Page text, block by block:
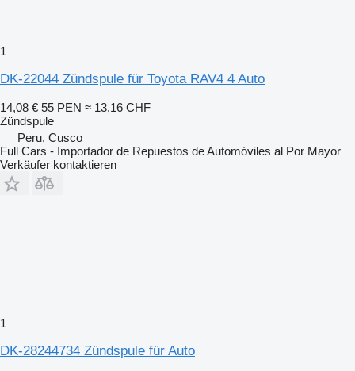
1
DK-22044 Zündspule für Toyota RAV4 4 Auto
14,08 € 55 PEN ≈ 13,16 CHF
Zündspule
Peru, Cusco
Full Cars - Importador de Repuestos de Automóviles al Por Mayor
Verkäufer kontaktieren
1
DK-28244734 Zündspule für Auto